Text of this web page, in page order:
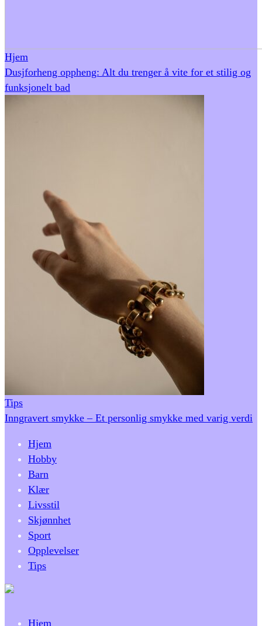
Hjem
Dusjforheng oppheng: Alt du trenger å vite for et stilig og
funksjonelt bad
Tips
Inngravert smykke – Et personlig smykke med varig verdi
Hjem
Hobby
Barn
Klær
Livsstil
Skjønnhet
Sport
Opplevelser
Tips
Hjem